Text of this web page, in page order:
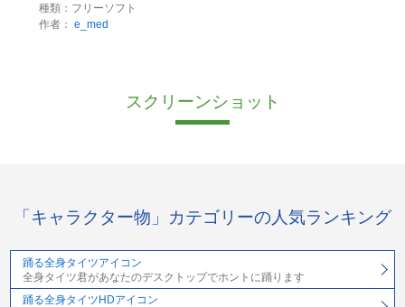
種類：フリーソフト
作者： e_med
スクリーンショット
「キャラクター物」カテゴリーの人気ランキング
踊る全身タイツアイコン
全身タイツ君があなたのデスクトップでホントに踊ります
踊る全身タイツHDアイコン